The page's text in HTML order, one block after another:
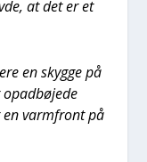
at det er et
en skyg­ge på
varm­front på